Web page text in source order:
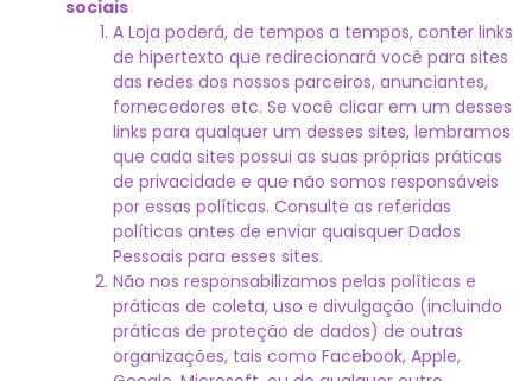
sociais
A Loja poderá, de tempos a tempos, conter links
de hipertexto que redirecionará você para sites
das redes dos nossos parceiros, anunciantes,
fornecedores etc. Se você clicar em um desses
links para qualquer um desses sites, lembramos
que cada sites possui as suas próprias práticas
de privacidade e que não somos responsáveis
por essas políticas. Consulte as referidas
políticas antes de enviar quaisquer Dados
Pessoais para esses sites.
Não nos responsabilizamos pelas políticas e
práticas de coleta, uso e divulgação (incluindo
práticas de proteção de dados) de outras
organizações, tais como Facebook, Apple,